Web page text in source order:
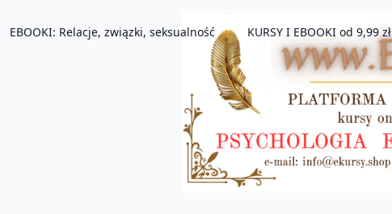
EBOOKI: Relacje, związki, seksualność KURSY I EBOOKI od 9,99 zł